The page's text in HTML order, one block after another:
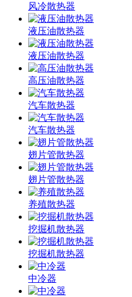
风冷散热器
液压油散热器
液压油散热器
高压油散热器
汽车散热器
汽车散热器
翅片管散热器
翅片管散热器
养殖散热器
挖掘机散热器
挖掘机散热器
中冷器